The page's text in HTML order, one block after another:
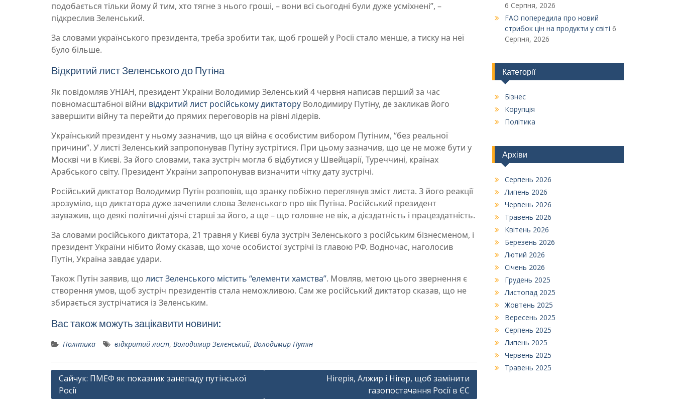
подобається тільки йому й тим, хто тягне з нього гроші, – вони всі сьогодні були дуже усміхнені”, –
підкреслив Зеленський.
За словами українського президента, треба зробити так, щоб грошей у Росії стало менше, а тиску на неї
було більше.
Відкритий лист Зеленського до Путіна
Як повідомляв УНІАН, президент України Володимир Зеленський 4 червня написав перший за час
повномасштабної війни відкритий лист російському диктатору Володимиру Путіну, де закликав його
завершити війну та перейти до прямих переговорів на рівні лідерів.
Український президент у ньому зазначив, що ця війна є особистим вибором Путіним, “без реальної
причини”. У листі Зеленський запропонував Путіну зустрітися. При цьому зазначив, що це не може бути у
Москві чи в Києві. За його словами, така зустріч могла б відбутися у Швейцарії, Туреччині, країнах
Арабського світу. Президент України запропонував визначити чітку дату зустрічі.
Російський диктатор Володимир Путін розповів, що зранку побіжно переглянув зміст листа. З його реакції
зрозуміло, що диктатора дуже зачепили слова Зеленського про вік Путіна. Російський президент
зауважив, що деякі політичні діячі старші за його, а ще – що головне не вік, а дієздатність і працездатність.
За словами російського диктатора, 21 травня у Києві була зустріч Зеленського з російським бізнесменом, і
президент України нібито йому сказав, що хоче особистої зустрічі із главою РФ. Водночас, наголосив
Путін, Україна завдає удари.
Також Путін заявив, що лист Зеленського містить “елементи хамства”. Мовляв, метою цього звернення є
створення умов, щоб зустріч президентів стала неможливою. Сам же російський диктатор сказав, що не
збирається зустрічатися із Зеленським.
Вас також можуть зацікавити новини:
Політика відкритий лист, Володимир Зеленський, Володимир Путін
Навігація
записів
Сайчук: ПМЕФ як показник занепаду путінської
Росії
Нігерія, Алжир і Нігер, щоб замінити
газопостачання Росії в ЄС
6 Серпня, 2026
FAO попередила про новий
стрибок цін на продукти у світі 6
Серпня, 2026
Категорії
Бізнес
Корупція
Політика
Архіви
Серпень 2026
Липень 2026
Червень 2026
Травень 2026
Квітень 2026
Березень 2026
Лютий 2026
Січень 2026
Грудень 2025
Листопад 2025
Жовтень 2025
Вересень 2025
Серпень 2025
Липень 2025
Червень 2025
Травень 2025